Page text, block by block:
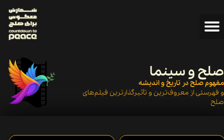
صلح و سینما
مفهوم صلح در تاریخ و اندیشه
و فهرستی از معروف‌ترین و تأثیرگذارترین فیلم‌های
صلح